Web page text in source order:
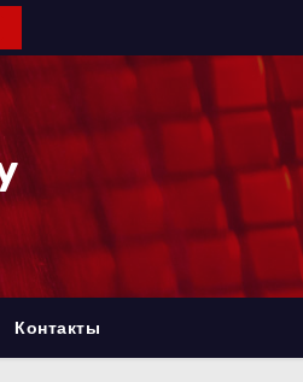
Контакты